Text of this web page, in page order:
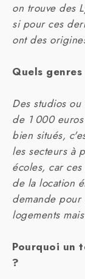
on trouve des
si pour ces
ont des
Quels
Des studios
de 1 000
bien situés,
les secteurs à
écoles, car
de la location
demande pour
logements
Pourquoi un
?